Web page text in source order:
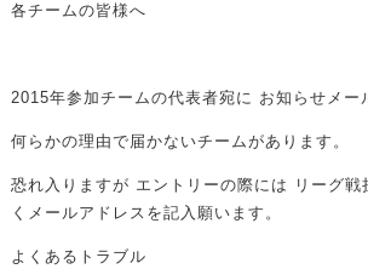
各チームの皆様へ
2015年参加チームの代表者宛に お知らせメー
何らかの理由で届かないチームがあります。
恐れ入りますが エントリーの際には リーグ戦
くメールアドレスを記入願います。
よくあるトラブル